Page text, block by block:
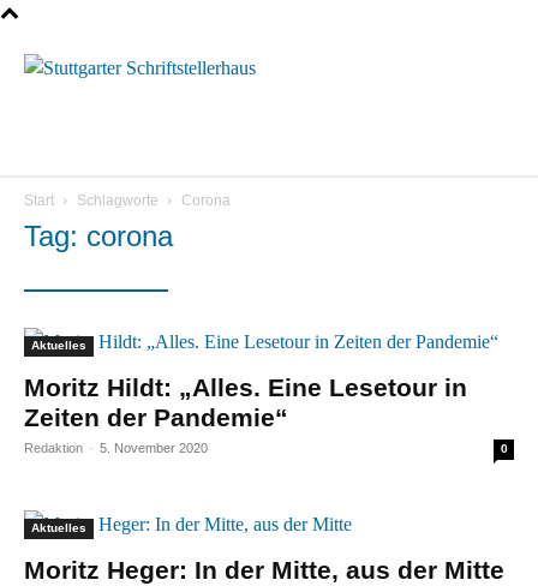
Start Schlagworte Corona
Tag: corona
Aktuelles
Moritz Hildt: „Alles. Eine Lesetour in
Zeiten der Pandemie“
Redaktion - 5. November 2020 0
Aktuelles
Moritz Heger: In der Mitte, aus der Mitte